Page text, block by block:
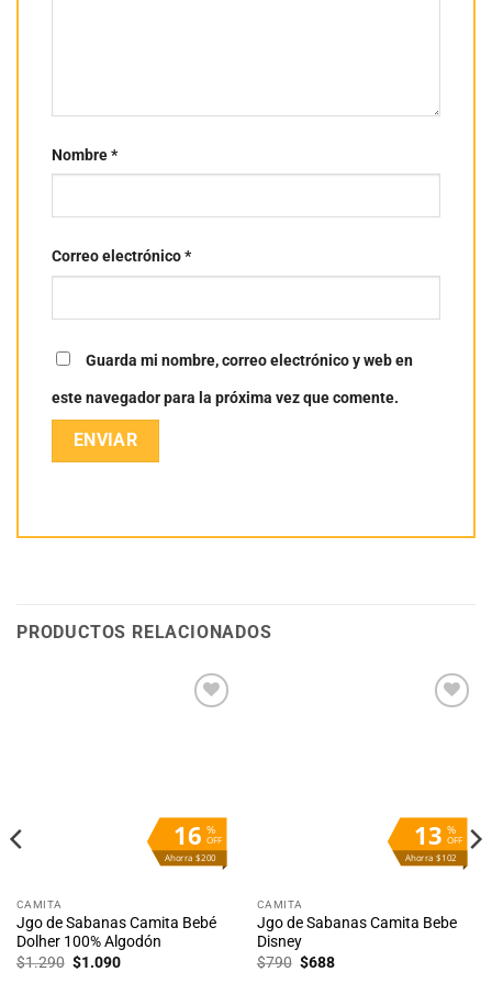
Nombre*
Correo electrónico*
Guarda mi nombre, correo electrónico y web en
este navegador para la próxima vez que comente.
PRODUCTOS RELACIONADOS
%
OFF
16
Ahorra $200
CAMITA
Jgo de Sabanas Camita Bebé
Dolher 100% Algodón
$1.290 El
precio
$1.090El
%
OFF
13
Ahorra $102
CAMITA
Jgo de Sabanas Camita Bebe
Disney
$790 El
precio
$688El